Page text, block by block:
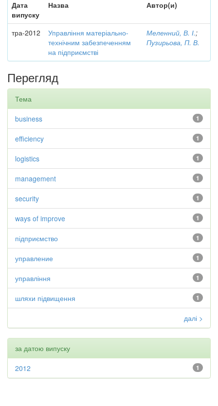
Дата
випуску
Назва Автор(и)
тра-2012
Управління матеріально-
технічним забезпеченням
на підприємстві
Меленний, В. І.;
Пузирьова, П. В.
Перегляд
Тема
1
business
1
efficiency
1
logistics
1
management
1
security
1
ways of improve
1
підприємство
1
управление
1
управління
1
шляхи підвищення
далі >
за датою випуску
1
2012